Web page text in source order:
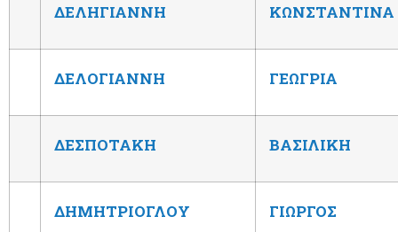
ΔΕΛΗΓΙΑΝΝΗ ΚΩΝΣΤΑΝΤΙΝΑ
ΔΕΛΟΓΙΑΝΝΗ ΓΕΩΓΡΙΑ
ΔΕΣΠΟΤΑΚΗ ΒΑΣΙΛΙΚΗ
ΔΗΜΗΤΡΙΟΓΛΟΥ ΓΙΩΡΓΟΣ